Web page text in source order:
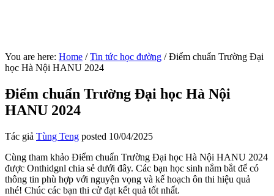
You are here: Home / Tin tức học đường /Điểm chuẩn Trường Đại
học Hà Nội HANU 2024
Điểm chuẩn Trường Đại học Hà Nội
HANU 2024
Tác giả Tùng Teng posted 10/04/2025
Cùng tham khảo Điểm chuẩn Trường Đại học Hà Nội HANU 2024
được Onthidgnl chia sẻ dưới đây. Các bạn học sinh nắm bắt để có
thông tin phù hợp với nguyện vọng và kế hoạch ôn thi hiệu quả
nhé! Chúc các bạn thi cử đạt kết quả tốt nhất.